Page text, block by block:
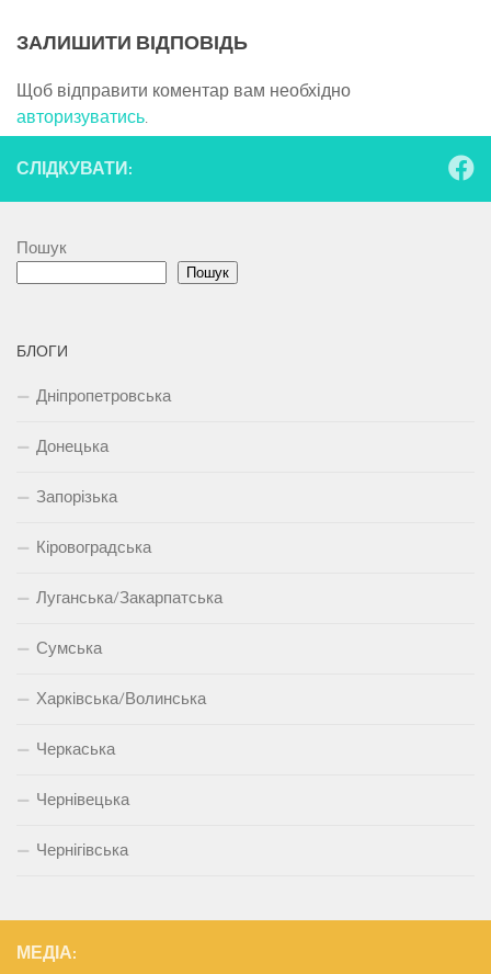
ЗАЛИШИТИ ВІДПОВІДЬ
Щоб відправити коментар вам необхідно
авторизуватись.
СЛІДКУВАТИ:
Пошук
Пошук
БЛОГИ
Дніпропетровська
Донецька
Запорізька
Кіровоградська
Луганська/Закарпатська
Сумська
Харківська/Волинська
Черкаська
Чернівецька
Чернігівська
МЕДІА: